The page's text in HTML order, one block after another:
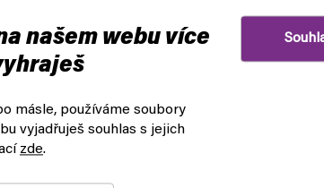
našem webu více
másle, používáme soubory
vyjadřuješ souhlas s jejich
zde.